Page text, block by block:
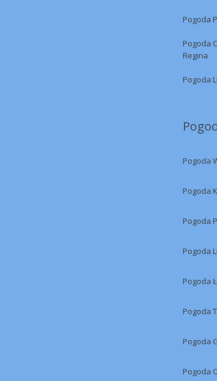
Pogoda
Pogoda
Regina
Pogoda
Pogoda
Pogoda
Pogoda
Pogoda
Pogoda
Pogoda
Pogoda
Pogoda